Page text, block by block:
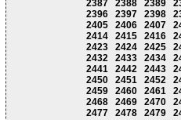
2387
2388 2389
2396
2397 2398
2405
2406 2407
2414
2415 2416
2423
2424 2425
2432
2433 2434
2441
2442 2443
2450
2451 2452
2459
2460 2461
2468
2469 2470
2477
2478 2479